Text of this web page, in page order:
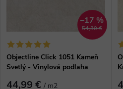
e
p
s
p
r
54,30 €
–17 %
Objectline Click 1051 Kameň
Svetlý - Vinylová podlaha
44,99 € / m2